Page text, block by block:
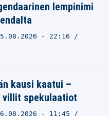
lempinimi
- 22:16
kausi kaatui –
villit spekulaatiot
- 11:45